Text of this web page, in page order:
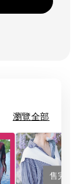
瀏覽全部
售完